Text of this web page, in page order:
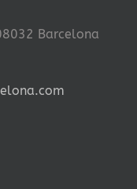
Barcelona